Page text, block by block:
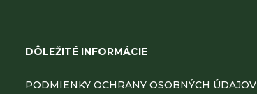
DÔLEŽITÉ INFORMÁCIE
PODMIENKY OCHRANY OSOBNÝCH ÚDAJOV